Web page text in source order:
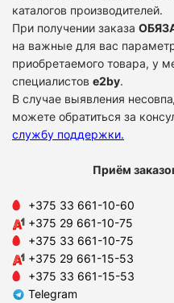
каталогов производителей.
При получении заказа
на важные для вас
приобретаемого товара, у
специалистов e2by.
В случае выявления
можете обратиться за
службу поддержки.
Приём
+375 33 661-10-60
+375 29 661-10-75
+375 33 661-10-75
+375 29 661-15-53
+375 33 661-15-53
Telegram